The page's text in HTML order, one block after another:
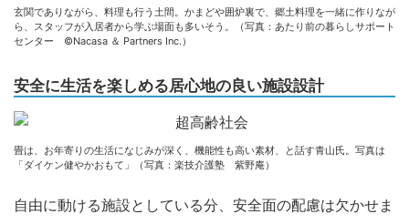
玄関でありながら、料理も行う土間。かまどや囲炉裏で、郷土料理を一緒に作りなが
ら、スタッフが入居者から学ぶ場面も多いそう。（写真：あたり前の暮らしサポート
センター ©Nacasa ＆ Partners Inc.）
安全に生活を楽しめる居心地の良い施設設計
畳は、お年寄りの生活になじみが深く、機能性も高い素材、と話す青山氏。写真は
「ダイケン健やかおもて」（写真：楽技介護塾 紫野庵）
自由に動ける施設としている分、安全面の配慮は欠かせま